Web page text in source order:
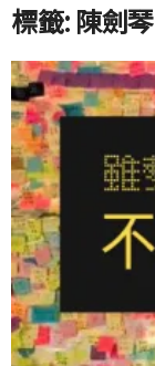
標籤: 陳劍琴